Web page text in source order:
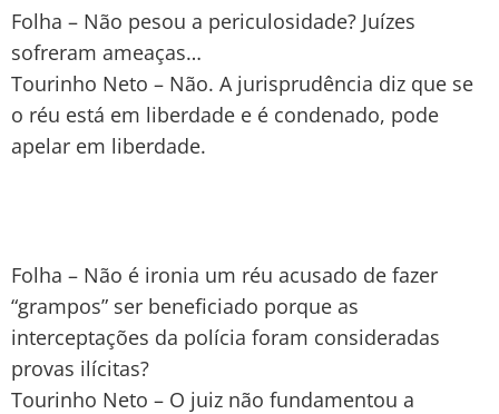
Folha – Não pesou a periculosidade? Juízes
sofreram ameaças…
Tourinho Neto – Não. A jurisprudência diz que se
o réu está em liberdade e é condenado, pode
apelar em liberdade.
Folha – Não é ironia um réu acusado de fazer
“grampos” ser beneficiado porque as
interceptações da polícia foram consideradas
provas ilícitas?
Tourinho Neto – O juiz não fundamentou a